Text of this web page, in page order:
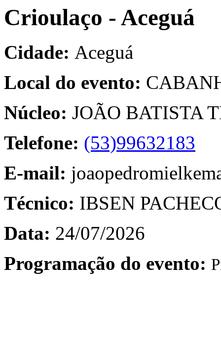
Crioulaço - Aceguá
Cidade: Aceguá
Local do evento:
Núcleo: JOÃO BATISTA
Telefone: (53)99632183
E-mail:
Técnico: IBSEN
Data: 24/07/2026
Programação do evento: